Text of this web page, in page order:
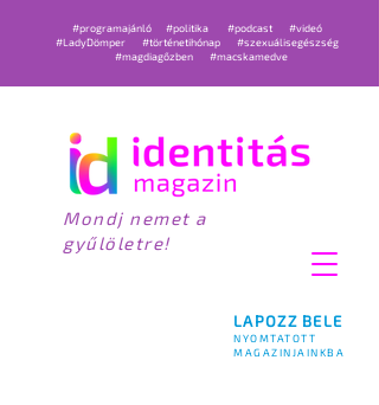
LAPOZZ BELE
NYOMTATOTT
MAGAZINJAINKBA
#programajánló #politika #podcast
#videó
#LadyDömper
#történetihónap
#szexuálisegészség
#magdiagőzben
#macskamedve
Mondj nemet a
gyűlöletre!